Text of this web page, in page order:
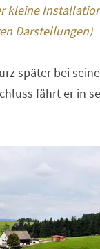
kleine
Darstellungen)
später bei
fährt er in